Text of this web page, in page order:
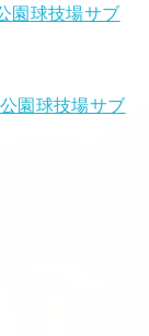
園球技場サブ
園球技場サブ